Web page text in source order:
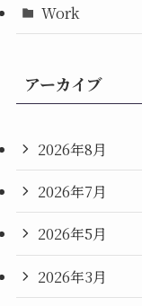
Work
アーカイブ
2026年8月
2026年7月
2026年5月
2026年3月